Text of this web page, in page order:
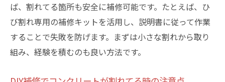
ば、割れてる箇所も安全に補修可能です。たとえば、ひ
び割れ専用の補修キットを活用し、説明書に従って作業
することで失敗を防げます。まずは小さな割れから取り
組み、経験を積むのも良い方法です。